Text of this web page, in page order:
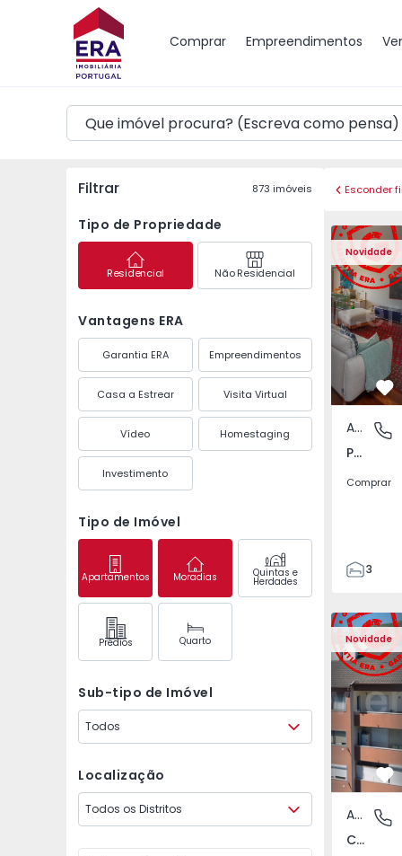
Comprar Empreendimentos
Mapa
Filtrar 873 imóveis
Tipo de Propriedade
Residencial Não Residencial
Vantagens ERA
Garantia ERA Empreendimentos
Casa a Estrear Visita Virtual
Vídeo Homestaging
Investimento
Tipo de Imóvel
Apartamentos Moradias Quintas e
Herdades
Prédios Quarto
Sub-tipo de Imóvel
Todos
Localização
Todos os Distritos
Esconder
Novidade
Apartamento T3
Póvoa
Apartamento
Póvoa de Varzim, Beiriz e Argivai, Porto
Comprar
3
138
153
2
Novidade
Apartamento T2
Covilhã
Apartamento
Covilhã e Canhoso, Castelo Branco